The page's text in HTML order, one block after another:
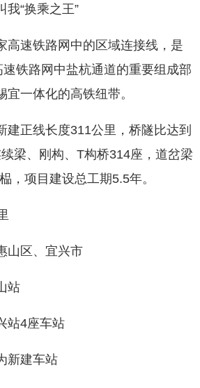
“换乘之王”
速铁路网中的区域连接线，是
速铁路网中盐杭通道的重要组成部
一体化的高铁纽带。
正线长度311公里，桥隧比达到
梁、刚构、T构桥314座，道岔梁
，项目建设总工期5.5年。
区、宜兴市
站
4座车站
建车站